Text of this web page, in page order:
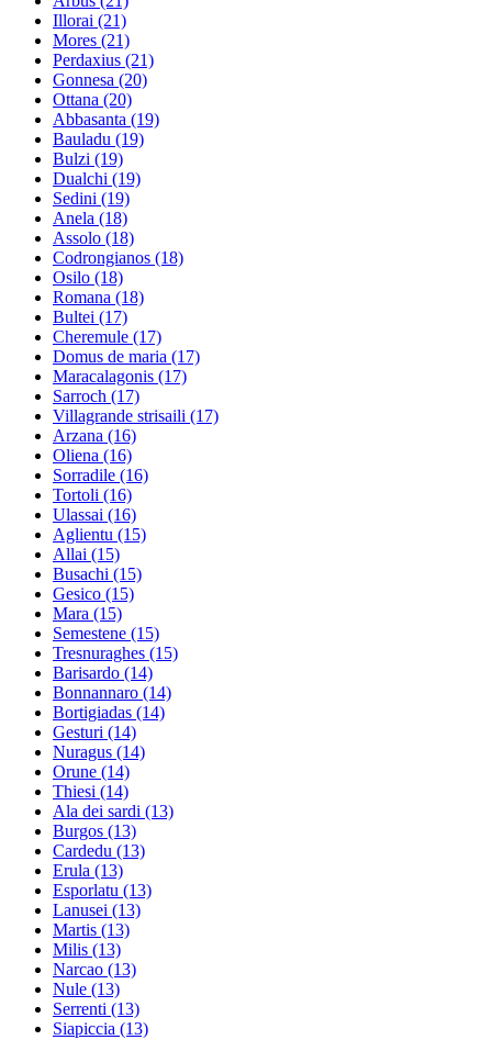
Illorai (21)
Mores (21)
Perdaxius (21)
Gonnesa (20)
Ottana (20)
Abbasanta (19)
Bauladu (19)
Bulzi (19)
Dualchi (19)
Sedini (19)
Anela (18)
Assolo (18)
Codrongianos (18)
Osilo (18)
Romana (18)
Bultei (17)
Cheremule (17)
Domus de maria (17)
Maracalagonis (17)
Sarroch (17)
Villagrande strisaili (17)
Arzana (16)
Oliena (16)
Sorradile (16)
Tortoli (16)
Ulassai (16)
Aglientu (15)
Allai (15)
Busachi (15)
Gesico (15)
Mara (15)
Semestene (15)
Tresnuraghes (15)
Barisardo (14)
Bonnannaro (14)
Bortigiadas (14)
Gesturi (14)
Nuragus (14)
Orune (14)
Thiesi (14)
Ala dei sardi (13)
Burgos (13)
Cardedu (13)
Erula (13)
Esporlatu (13)
Lanusei (13)
Martis (13)
Milis (13)
Narcao (13)
Nule (13)
Serrenti (13)
Siapiccia (13)